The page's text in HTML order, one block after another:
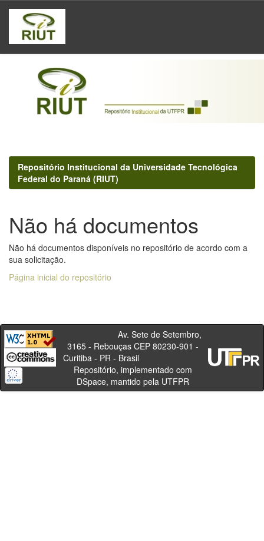
Skip
navigation
Repositório Institucional da Universidade Tecnológica
Federal do Paraná (RIUT)
Não há documentos
Não há documentos disponíveis no repositório de acordo com a
sua solicitação.
Página inicial do repositório
Av. Sete de Setembro,
3165 - Rebouças CEP 80230-901 -
Curitiba - PR - Brasil
Repositório, implementado com
DSpace, mantido pela UTFPR